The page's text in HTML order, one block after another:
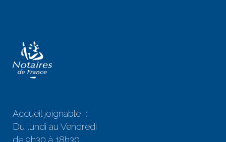
Accueil joignable :
Du lundi au Vendredi
de 9h30 à 18h30